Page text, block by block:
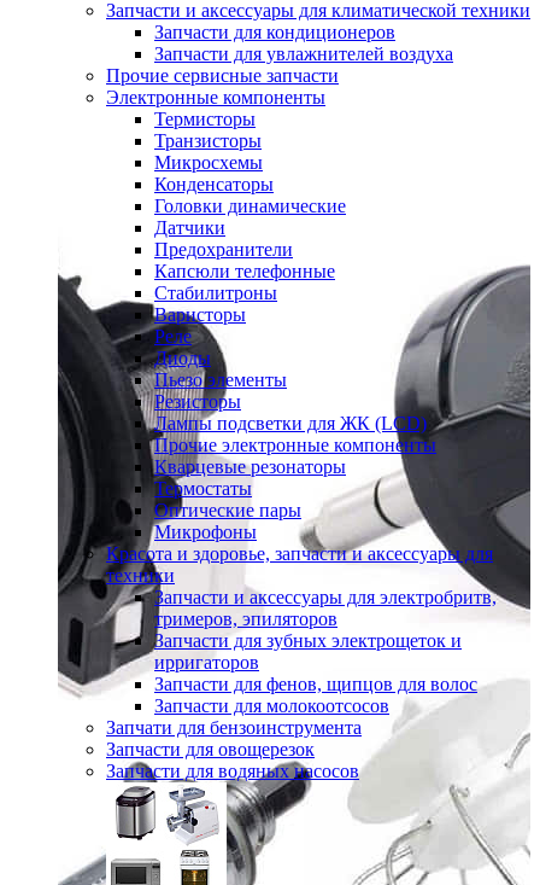
Запчасти и аксессуары для климатической техники
Запчасти для кондиционеров
Запчасти для увлажнителей воздуха
Прочие сервисные запчасти
Электронные компоненты
Термисторы
Транзисторы
Микросхемы
Конденсаторы
Головки динамические
Датчики
Предохранители
Капсюли телефонные
Стабилитроны
Варисторы
Реле
Диоды
Пьезо элементы
Резисторы
Лампы подсветки для ЖК (LCD)
Прочие электронные компоненты
Кварцевые резонаторы
Термостаты
Оптические пары
Микрофоны
Красота и здоровье, запчасти и аксессуары для
техники
Запчасти и аксессуары для электробритв,
тримеров, эпиляторов
Запчасти для зубных электрощеток и
ирригаторов
Запчасти для фенов, щипцов для волос
Запчасти для молокоотсосов
Запчати для бензоинструмента
Запчасти для овощерезок
Запчасти для водяных насосов